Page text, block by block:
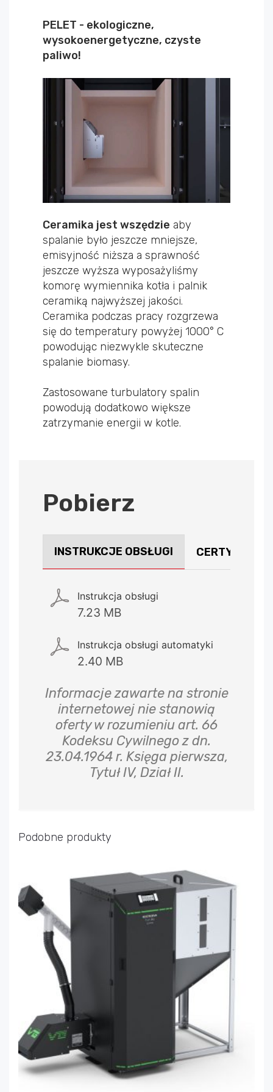
PELET - ekologiczne,
wysokoenergetyczne, czyste
paliwo!
Ceramika jest wszędzie aby
spalanie było jeszcze mniejsze,
emisyjność niższa a sprawność
jeszcze wyższa wyposażyliśmy
komorę wymiennika kotła i palnik
ceramiką najwyższej jakości.
Ceramika podczas pracy rozgrzewa
się do temperatury powyżej 1000° C
powodując niezwykle skuteczne
spalanie biomasy.
Zastosowane turbulatory spalin
powodują dodatkowo większe
zatrzymanie energii w kotle.
Pobierz
INSTRUKCJE OBSŁUGI
Instrukcja obsługi
7.23 MB
Instrukcja obsługi automatyki
2.40 MB
Informacje zawarte na stronie
internetowej nie stanowią
oferty w rozumieniu art. 66
Kodeksu Cywilnego z dn.
23.04.1964 r. Księga pierwsza,
Tytuł IV, Dział II.
Podobne produkty